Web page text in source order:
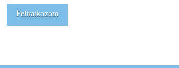
Feliratkozom